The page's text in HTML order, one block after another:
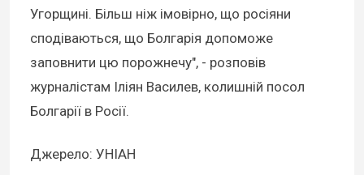
Угорщині. Більш ніж імовірно, що росіяни
сподіваються, що Болгарія допоможе
заповнити цю порожнечу", - розповів
журналістам Іліян Василев, колишній посол
Болгарії в Росії.
Джерело: УНІАН